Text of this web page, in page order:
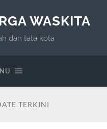
WASKITA
dan tata kota
TERKINI